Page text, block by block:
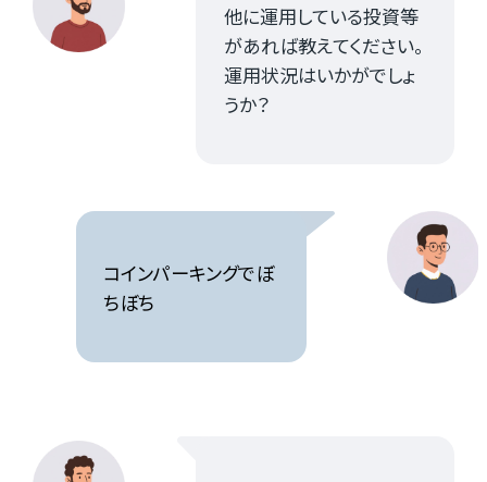
他に運用している投資等
があれば教えてください。
運用状況はいかがでしょ
うか？
コインパーキングでぼ
ちぼち